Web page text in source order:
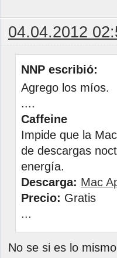
04.04.2012
NNP escribió:
Agrego los míos.
....
Caffeine
Impide que la
de descargas
energía.
Descarga: Mac
Precio: Gratis
...
No se si es lo